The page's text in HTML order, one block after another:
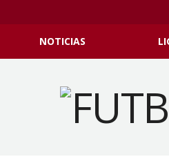
NOTICIAS